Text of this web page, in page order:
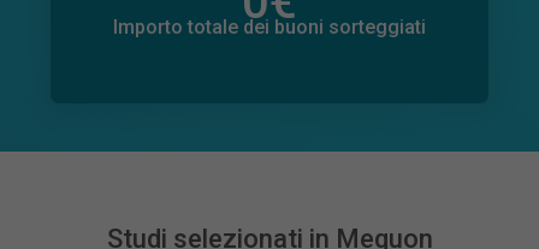
Importo totale dei buoni sorteggiati
0€
Studi selezionati in Mequon